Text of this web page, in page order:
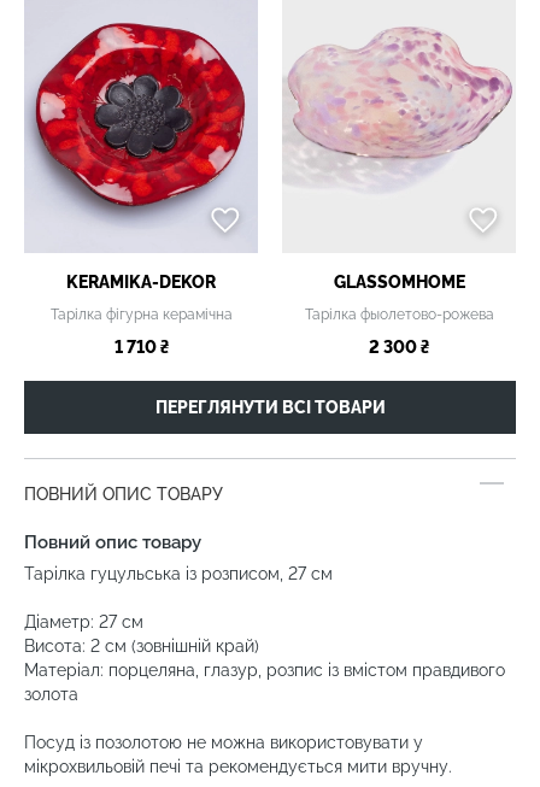
KERAMIKA-DEKOR
Тарілка фігурна керамічна
1 710 ₴
GLASSOMHOME
Тарілка фыолетово-рожева
2 300 ₴
ПЕРЕГЛЯНУТИ ВСІ ТОВАРИ
ПОВНИЙ ОПИС ТОВАРУ
Повний опис товару
Тарілка гуцульська із розписом, 27 см
Діаметр: 27 см
Висота: 2 см (зовнішній край)
Матеріал: порцеляна, глазур, розпис із вмістом правдивого
золота
Посуд із позолотою не можна використовувати у
мікрохвильовій печі та рекомендується мити вручну.